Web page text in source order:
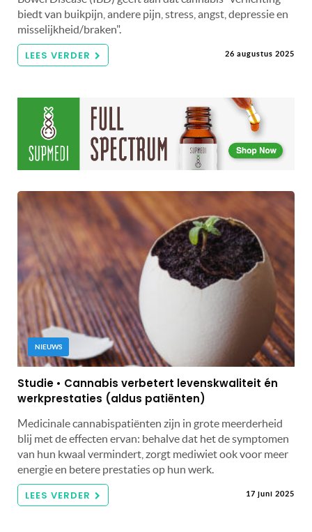
biedt van buikpijn, andere pijn, stress, angst, depressie en
misselijkheid/braken".
LEES VERDER 26 augustus 2025
NIEUWS
Studie • Cannabis verbetert levenskwaliteit én
werkprestaties (aldus patiënten)
Medicinale cannabispatiënten zijn in grote meerderheid
blij met de effecten ervan: behalve dat het de symptomen
van hun kwaal vermindert, zorgt mediwiet ook voor meer
energie en betere prestaties op hun werk.
LEES VERDER 17 juni 2025